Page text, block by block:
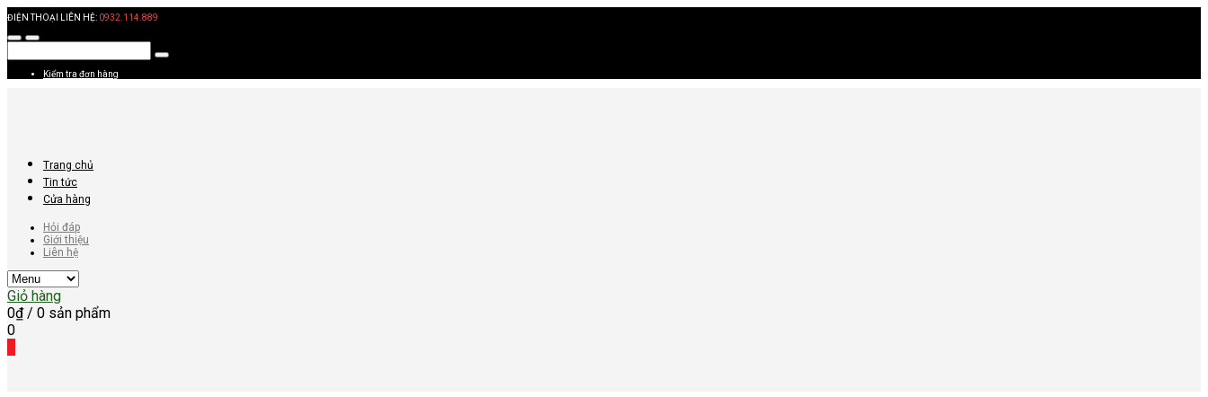
ĐIỆN THOẠI LIÊN HỆ: 0932.114.889
Kiểm tra đơn hàng
Trang chủ
Tin tức
Cửa hàng
Hỏi đáp
Giới thiệu
Liên hệ
Giỏ hàng
0₫ / 0 sản phẩm
0